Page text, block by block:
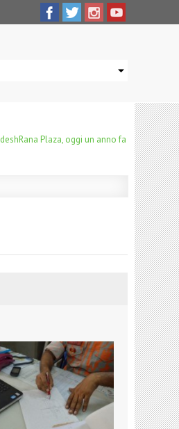
Rana Plaza, oggi un anno fa